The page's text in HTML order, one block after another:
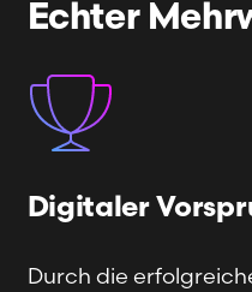
Echter
Digitaler
Durch die